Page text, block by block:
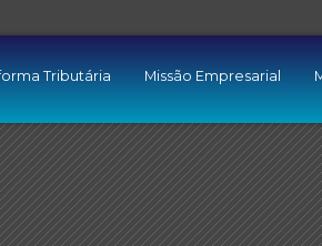
Tributária Missão Empresarial